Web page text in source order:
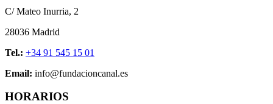
C/ Mateo Inurria, 2
28036 Madrid
Tel.: +34 91 545 15 01
Email: info@fundacioncanal.es
HORARIOS